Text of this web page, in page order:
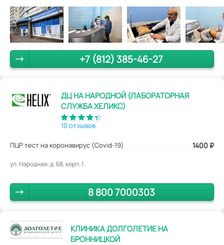
+7 (812) 385-46-27
ДЦ НА НАРОДНОЙ (ЛАБОРАТОРНАЯ
СЛУЖБА ХЕЛИКС)
10 отзывов
ПЦР тест на коронавирус (Covid-19) 1400 ₽
ул. Народная, д. 68, корп. 1.
8 800 7000303
КЛИНИКА ДОЛГОЛЕТИЕ НА
БРОННИЦКОЙ